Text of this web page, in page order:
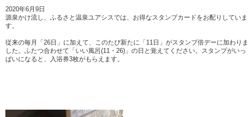
2020年6月9日
源泉かけ流し、ふるさと温泉ユアシスでは、お得なスタンプカードをお配りしていま
す。
従来の毎月「26日」に加えて、このたび新たに「11日」がスタンプ倍デーに加わりま
した。ふたつ合わせて「いい風呂(11・26)」の日と覚えてください。スタンプがいっ
ぱいになると、入浴券3枚がもらえます。